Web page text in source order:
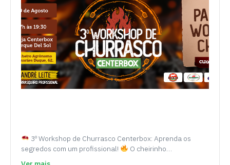
3º Workshop de Churrasco Centerbox: Aprenda os
segredos com um profissional!
O cheirinho…